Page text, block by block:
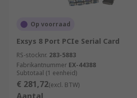
Op voorraad
Exsys 8 Port PCIe Serial Card
RS-stocknr. 283-5883
Fabrikantnummer EX-44388
Subtotaal (1 eenheid)
€ 281,72(excl. BTW)